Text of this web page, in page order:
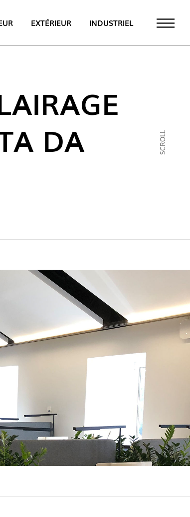
EXTÉRIEUR INDUSTRIEL
ÉCLAIRAGE DE
DA FONTE
DA
SCROLL